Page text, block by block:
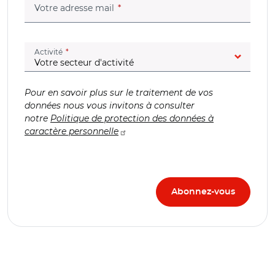
Votre adresse mail (champ obligatoire)
Activité (champ obligatoire)
Pour en savoir plus sur le traitement de vos
données nous vous invitons à consulter
notre Politique de protection des données à
caractère personnelle